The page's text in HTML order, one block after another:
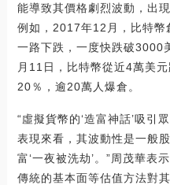
能導致其價格劇烈波動，出
例如，2017年12月，比特
一路下跌，一度快跌破3000
月11日，比特幣從近4萬美
20％，逾20萬人爆倉。
“虛擬貨幣的‘造富神話’吸引
表現來看，其波動性是一般
富‘一夜被洗劫’。”周茂華表
傳統的基本面等估值方法對